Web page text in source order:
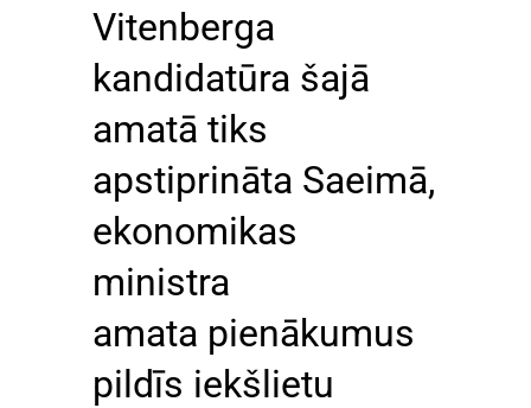
Vitenberga
kandidatūra šajā
amatā tiks
apstiprināta Saeimā,
ekonomikas
ministra
amata pienākumus
pildīs iekšlietu